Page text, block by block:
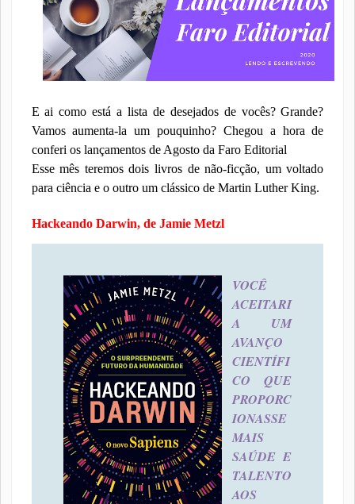
E ai como está a lista de desejados de vocês? Grande?
Vamos aumenta-la um pouquinho? Chegou a hora de
conferi os lançamentos de Agosto da Faro Editorial
Esse mês teremos dois livros de não-ficção, um voltado
para ciência e o outro um clássico de Martin Luther King.
Hackeando Darwin, de Jamie Metzl
VOCÊ
ACEITARI
A UM
AVANÇO
CIENTÍFI
CO QUE
PROPORC
IONASSE
MAIS
SAÚDE E
TALENTO
AOS